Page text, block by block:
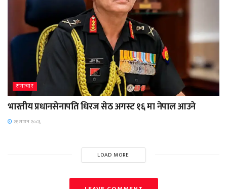
समाचार
भारतीय प्रधानसेनापति धिरज सेठ अगस्ट १६ मा नेपाल आउने
२१ साउन २०८३,
LOAD MORE